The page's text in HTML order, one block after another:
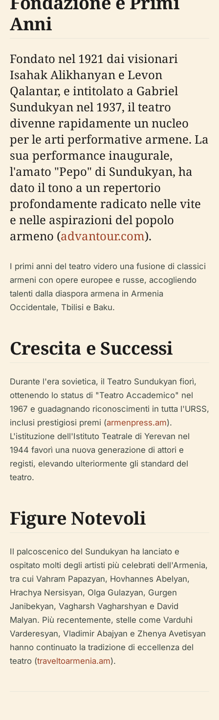
Anni
Fondato nel 1921 dai visionari
Isahak Alikhanyan e Levon
Qalantar, e intitolato a Gabriel
Sundukyan nel 1937, il teatro
divenne rapidamente un nucleo
per le arti performative armene. La
sua performance inaugurale,
l'amato "Pepo" di Sundukyan, ha
dato il tono a un repertorio
profondamente radicato nelle vite
e nelle aspirazioni del popolo
armeno (advantour.com).
I primi anni del teatro videro una fusione di classici
armeni con opere europee e russe, accogliendo
talenti dalla diaspora armena in Armenia
Occidentale, Tbilisi e Baku.
Crescita e Successi
Durante l'era sovietica, il Teatro Sundukyan fiorì,
ottenendo lo status di "Teatro Accademico" nel
1967 e guadagnando riconoscimenti in tutta l'URSS,
inclusi prestigiosi premi (armenpress.am).
L'istituzione dell'Istituto Teatrale di Yerevan nel
1944 favorì una nuova generazione di attori e
registi, elevando ulteriormente gli standard del
teatro.
Figure Notevoli
Il palcoscenico del Sundukyan ha lanciato e
ospitato molti degli artisti più celebrati dell'Armenia,
tra cui Vahram Papazyan, Hovhannes Abelyan,
Hrachya Nersisyan, Olga Gulazyan, Gurgen
Janibekyan, Vagharsh Vagharshyan e David
Malyan. Più recentemente, stelle come Varduhi
Varderesyan, Vladimir Abajyan e Zhenya Avetisyan
hanno continuato la tradizione di eccellenza del
teatro (traveltoarmenia.am).